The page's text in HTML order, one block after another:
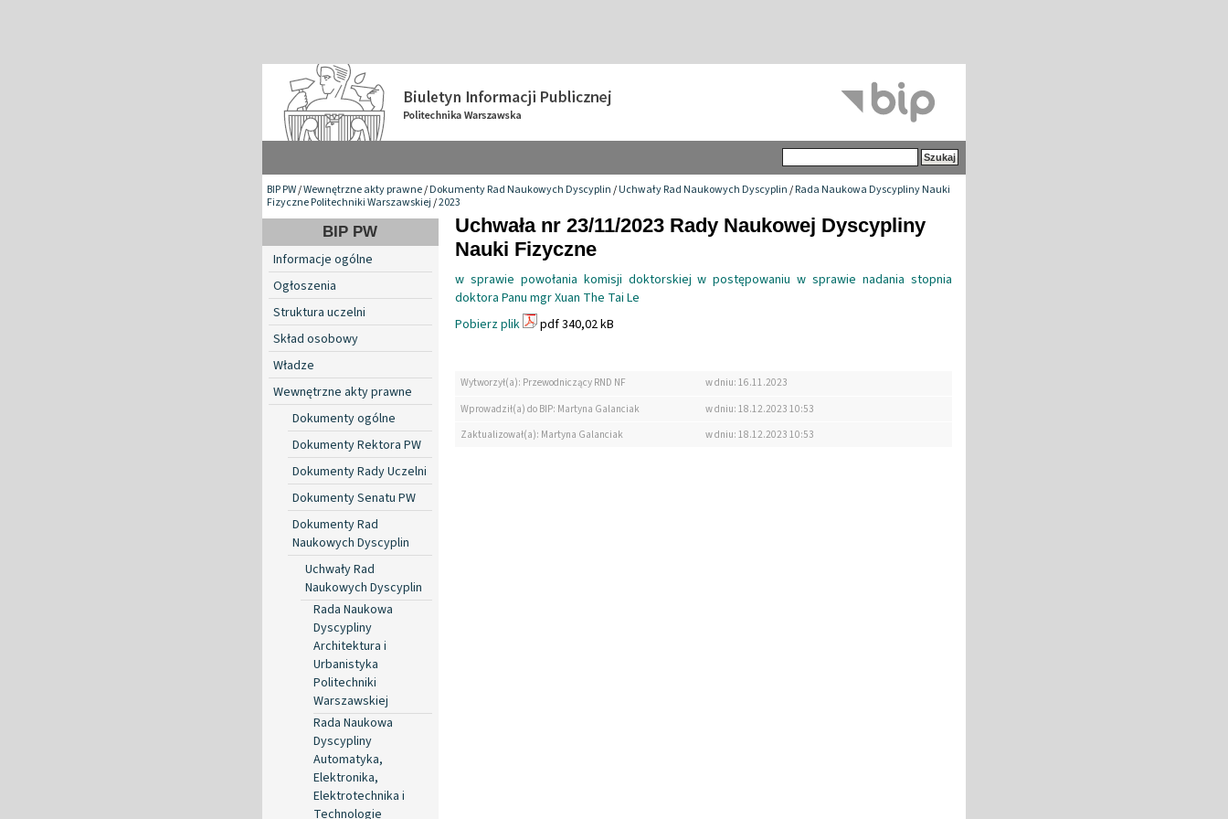
BIP PW/Wewnętrzne akty prawne/Dokumenty Rad Naukowych Dyscyplin/Uchwały Rad Naukowych Dyscyplin/Rada Naukowa Dyscypliny Nauki
Fizyczne Politechniki Warszawskiej/2023
BIP PW
Informacje ogólne
Ogłoszenia
Struktura uczelni
Skład osobowy
Władze
Wewnętrzne akty prawne
Dokumenty ogólne
Dokumenty Rektora PW
Dokumenty Rady Uczelni
Dokumenty Senatu PW
Dokumenty Rad
Naukowych Dyscyplin
Uchwały Rad
Naukowych Dyscyplin
Rada Naukowa
Dyscypliny
Architektura i
Urbanistyka
Politechniki
Warszawskiej
Rada Naukowa
Dyscypliny
Automatyka,
Elektronika,
Elektrotechnika i
Technologie
Uchwała nr 23/11/2023 Rady Naukowej Dyscypliny
Nauki Fizyczne
w sprawie powołania komisji doktorskiej w postępowaniu w sprawie nadania stopnia
doktora Panu mgr Xuan The Tai Le
Pobierz plik
pdf 340,02 kB
Wytworzył(a): Przewodniczący RND NF
w dniu: 16.11.2023
Wprowadził(a) do BIP: Martyna Galanciak
w dniu: 18.12.2023 10:53
Zaktualizował(a): Martyna Galanciak
w dniu: 18.12.2023 10:53